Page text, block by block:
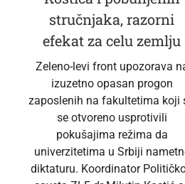
stručnjaka, razorni
efekat za celu zemlju
Zeleno-levi front upozorava
izuzetno opasan progon
zaposlenih na fakultetima koji
se otvoreno usprotivili
pokušajima režima da
univerzitetima u Srbiji
diktaturu. Koordinator